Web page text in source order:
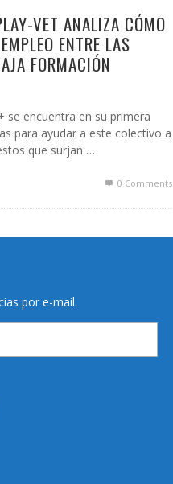
VET ANALIZA CÓMO
ENTRE LAS
FORMACIÓN
se encuentra en su primera
para ayudar a este colectivo a
que surjan …
0 Comments
por e-mail.